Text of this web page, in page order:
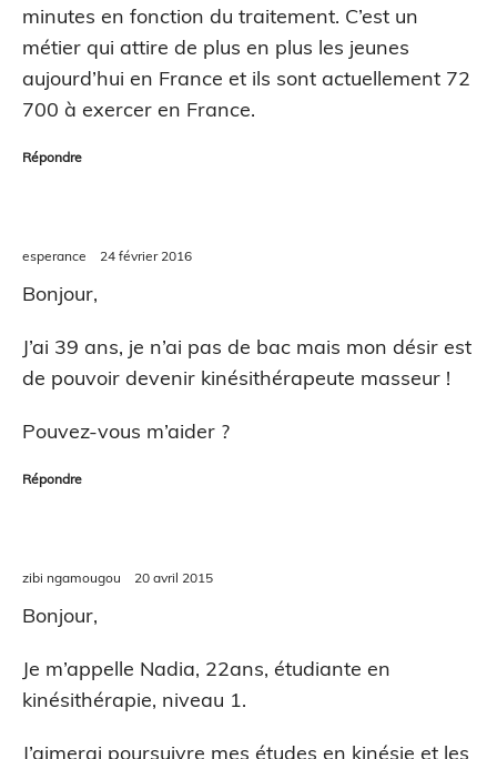
minutes en fonction du traitement. C’est un
métier qui attire de plus en plus les jeunes
aujourd’hui en France et ils sont actuellement 72
700 à exercer en France.
Répondre
esperance 24 février 2016
Bonjour,
J’ai 39 ans, je n’ai pas de bac mais mon désir est
de pouvoir devenir kinésithérapeute masseur !
Pouvez-vous m’aider ?
Répondre
zibi ngamougou 20 avril 2015
Bonjour,
Je m’appelle Nadia, 22ans, étudiante en
kinésithérapie, niveau 1.
J’aimerai poursuivre mes études en kinésie et les